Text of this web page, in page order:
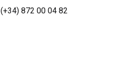
(+34) 872 00 04 82